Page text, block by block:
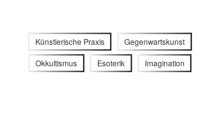
Künstlerische Praxis Gegenwartskunst
Okkultismus Esoterik Imagination